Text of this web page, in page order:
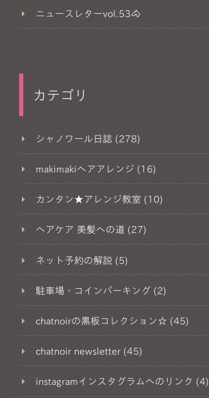
ニュースレターvol.53🐴
カテゴリ
シャノワール日誌 (278)
makimakiヘアアレンジ (16)
カンタン★アレンジ教室 (10)
ヘアケア 美髪への道 (27)
ネット予約の解説 (5)
駐車場・コインパーキング (2)
chatnoirの黒板コレクション☆ (45)
chatnoir newsletter (45)
instagramインスタグラムへのリンク (4)